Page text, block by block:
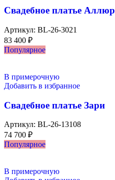
Свадебное платье Аллюр
Артикул: BL-26-3021
83 400 ₽
Популярное
В примерочную
Добавить в избранное
Свадебное платье Зари
Артикул: BL-26-13108
74 700 ₽
Популярное
В примерочную